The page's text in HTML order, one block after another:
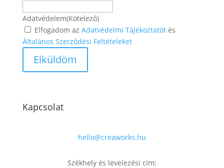
Adatvédelem(Kötelező)
Elfogadom az Adatvédelmi Tájékoztatótés
Általános Szerződési Feltételeket
Kapcsolat
hello@creaworks.hu
Székhely és levelezési cím: